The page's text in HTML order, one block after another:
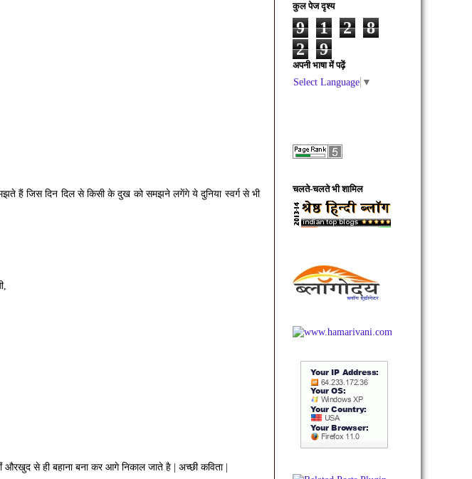
जिस दिन दिल से किसी के दुख को समझने लगेंगे ये दुनिया स्वर्ग से भी
से ही बहाना बना कर आगे निकाल जाते है | अच्छी कविता |
कुल पेज दृश्य
9 1 2
8
2
9
अपनी भाषा में पढ़ें
Select Language ▼
चलते-चलते भी शामिल